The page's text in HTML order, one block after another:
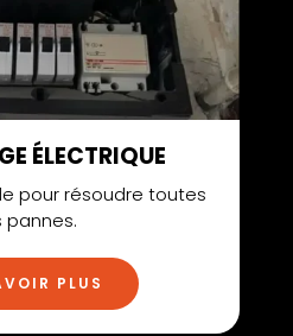
ÉLECTRIQUE
pour résoudre toutes
pannes.
PLUS